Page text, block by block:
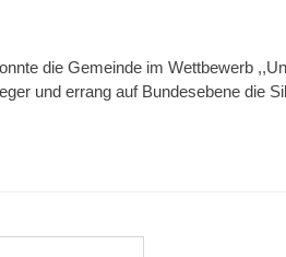
die Gemeinde im Wettbewerb
und errang auf Bundesebene die